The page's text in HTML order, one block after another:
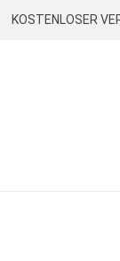
KOSTENLOSER